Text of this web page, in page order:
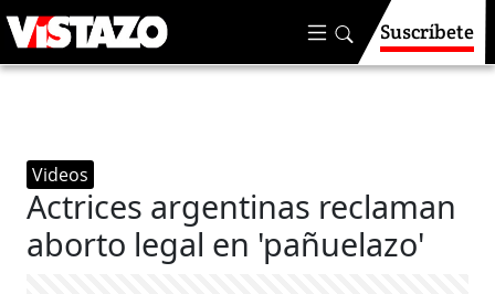
Suscríbete
Videos
Actrices argentinas reclaman
aborto legal en 'pañuelazo'